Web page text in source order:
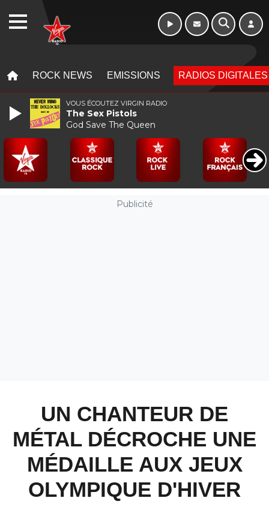
ROCK NEWS EMISSIONS RADIOS DIGITALES
Publicité
UN CHANTEUR DE
MÉTAL DÉCROCHE UNE
MÉDAILLE AUX JEUX
OLYMPIQUE D'HIVER
VOUS ÉCOUTEZ VIRGIN RADIO
The Sex Pistols
God Save The Queen
WEBRADIO Week-end de 06h
à 12h